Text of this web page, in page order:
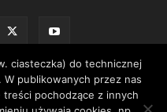
ciasteczka) do technicznej
publikowanych przez nas
treści pochodzące z innych